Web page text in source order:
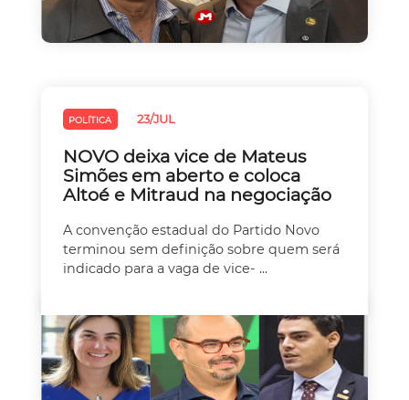
POLÍTICA 23/JUL
NOVO deixa vice de Mateus
Simões em aberto e coloca
Altoé e Mitraud na negociação
A convenção estadual do Partido Novo
terminou sem definição sobre quem será
indicado para a vaga de vice- ...